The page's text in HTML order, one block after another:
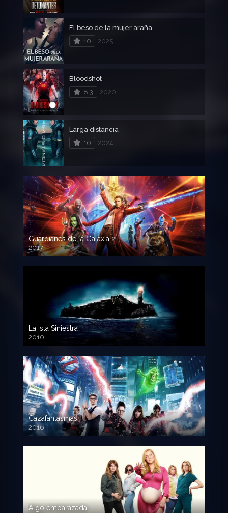
El beso de la mujer araña
10
2025
Bloodshot
8.3
2020
Larga distancia
10
2024
Guardianes de la Galaxia 2
2017
720p HD
La Isla Siniestra
2010
720p HD
Cazafantasmas
2016
720p HD
Algo embarazada